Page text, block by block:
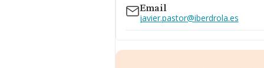
www.iberdrola.es
Email
javier.pastor@iberdrola.es